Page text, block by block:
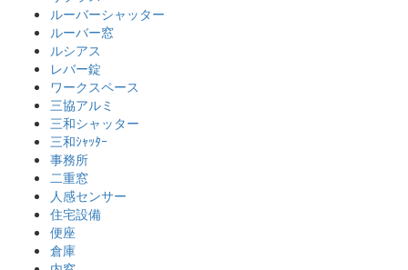
ルーバーシャッター
ルーバー窓
ルシアス
レバー錠
ワークスペース
三協アルミ
三和シャッター
三和ｼｬｯﾀｰ
事務所
二重窓
人感センサー
住宅設備
便座
倉庫